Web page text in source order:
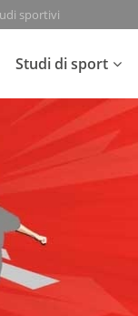
sportivi
Studi di sport